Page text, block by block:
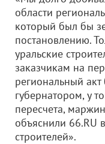
области
который был бы
постановлению.
уральские
заказчикам на
региональный
губернатором, у
пересчета,
объяснили 66.RU
строителей».